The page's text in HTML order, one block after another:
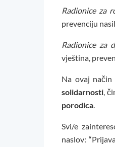
Radionice za
prevenciju
Radionice za
vještina,
Na ovaj način
solidarnosti,
porodica.
Svi/e
naslov: